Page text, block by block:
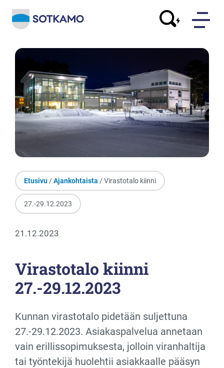
Etusivu /Ajankohtaista / Virastotalo kiinni
27.-29.12.2023
21.12.2023
Virastotalo kiinni
27.-29.12.2023
Kunnan virastotalo pidetään suljettuna
27.-29.12.2023. Asiakaspalvelua annetaan
vain erillissopimuksesta, jolloin viranhaltija
tai työntekijä huolehtii asiakkaalle pääsyn